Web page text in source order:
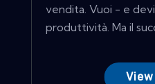
vendita. Vuoi - e
produttività. Ma il